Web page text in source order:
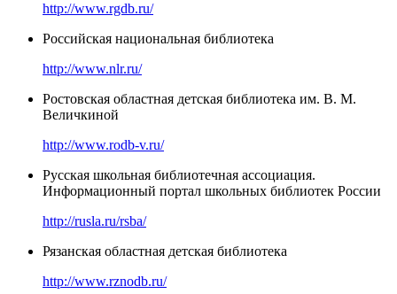
http://www.rgdb.ru/
Российская национальная библиотека
http://www.nlr.ru/
Ростовская областная детская библиотека им. В. М.
Величкиной
http://www.rodb-v.ru/
Русская школьная библиотечная ассоциация.
Информационный портал школьных библиотек России
http://rusla.ru/rsba/
Рязанская областная детская библиотека
http://www.rznodb.ru/